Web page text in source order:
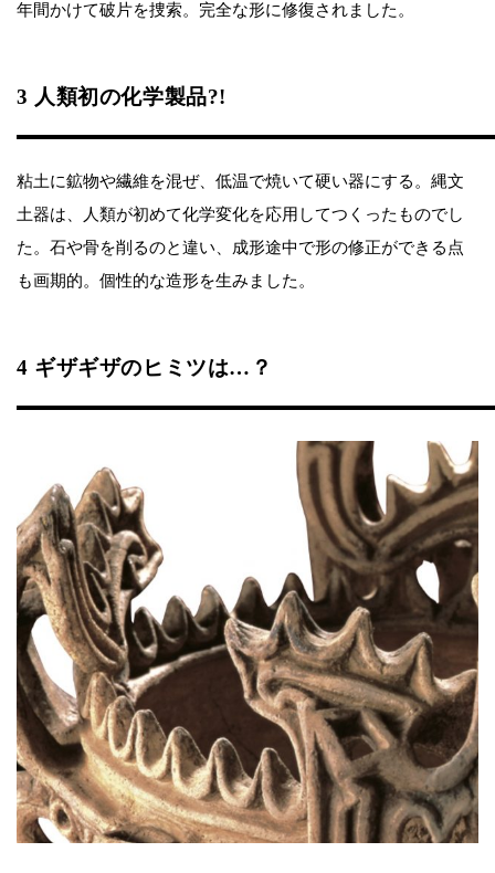
年間かけて破片を捜索。完全な形に修復されました。
3 人類初の化学製品?!
粘土に鉱物や繊維を混ぜ、低温で焼いて硬い器にする。縄文
土器は、人類が初めて化学変化を応用してつくったものでし
た。石や骨を削るのと違い、成形途中で形の修正ができる点
も画期的。個性的な造形を生みました。
4 ギザギザのヒミツは…？